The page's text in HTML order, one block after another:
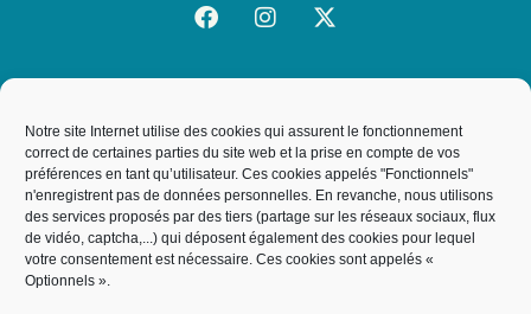
Notre site Internet utilise des cookies qui assurent le fonctionnement
correct de certaines parties du site web et la prise en compte de vos
préférences en tant qu’utilisateur. Ces cookies appelés "Fonctionnels"
n'enregistrent pas de données personnelles. En revanche, nous utilisons
des services proposés par des tiers (partage sur les réseaux sociaux, flux
de vidéo, captcha,...) qui déposent également des cookies pour lequel
votre consentement est nécessaire. Ces cookies sont appelés «
Optionnels ».
Mairie de la Trinité
19, rue de l'Hôtel de Ville, 06340, La Trinité
NOUS CONTACTER
04 93 27 64 00